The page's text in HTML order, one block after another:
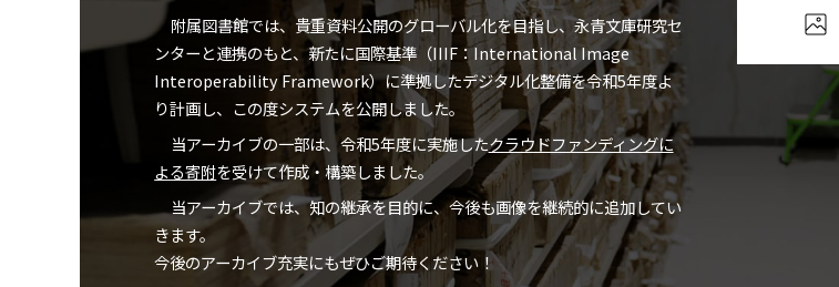
附属図書館では、貴重資料公開のグローバル化を目指し、永青文庫研究セ
ンターと連携のもと、新たに国際基準（IIIF：International Image
Interoperability Framework）に準拠したデジタル化整備を令和5年度よ
り計画し、この度システムを公開しました。
当アーカイブの一部は、令和5年度に実施したクラウドファンディングに
よる寄附を受けて作成・構築しました。
当アーカイブでは、知の継承を目的に、今後も画像を継続的に追加してい
きます。
今後のアーカイブ充実にもぜひご期待ください！